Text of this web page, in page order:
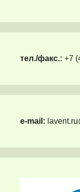
тел./факс.: +7
e-mail: